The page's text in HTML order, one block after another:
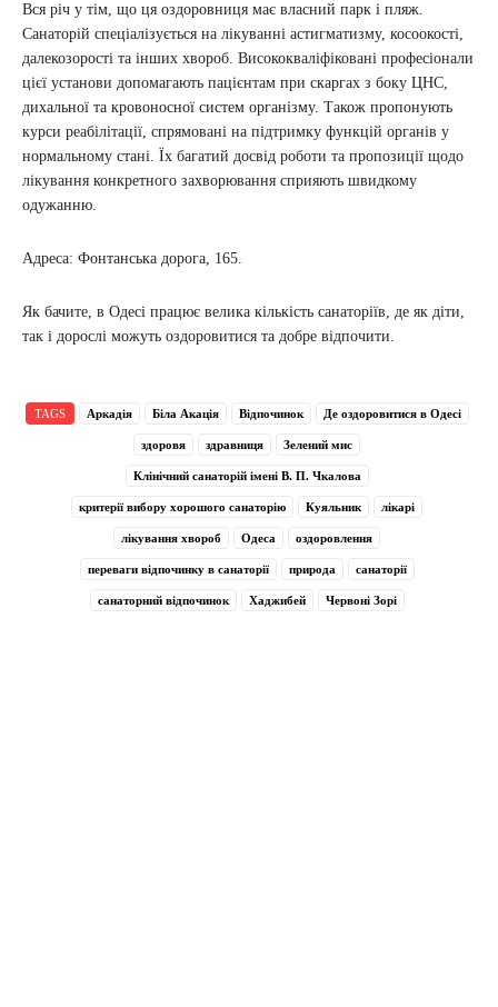
Вся річ у тім, що ця оздоровниця має власний парк і пляж.
Санаторій спеціалізується на лікуванні астигматизму, косоокості,
далекозорості та інших хвороб. Висококваліфіковані професіонали
цієї установи допомагають пацієнтам при скаргах з боку ЦНС,
дихальної та кровоносної систем організму. Також пропонують
курси реабілітації, спрямовані на підтримку функцій органів у
нормальному стані. Їх багатий досвід роботи та пропозиції щодо
лікування конкретного захворювання сприяють швидкому
одужанню.
Адреса: Фонтанська дорога, 165.
Як бачите, в Одесі працює велика кількість санаторіїв, де як діти,
так і дорослі можуть оздоровитися та добре відпочити.
TAGS Аркадія Біла Акація Відпочинок Де оздоровитися в Одесі
здоровя здравниця Зелений мис
Клінічний санаторій імені В. П. Чкалова
критерії вибору хорошого санаторію Куяльник лікарі
лікування хвороб Одеса оздоровлення
переваги відпочинку в санаторії природа санаторії
санаторний відпочинок Хаджибей Червоні Зорі